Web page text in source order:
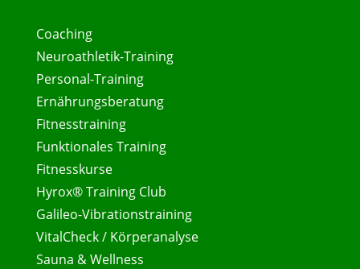
Coaching
Neuroathletik-Training
Personal-Training
Ernährungsberatung
Fitnesstraining
Funktionales Training
Fitnesskurse
Hyrox® Training Club
Galileo-Vibrationstraining
VitalCheck / Körperanalyse
Sauna & Wellness